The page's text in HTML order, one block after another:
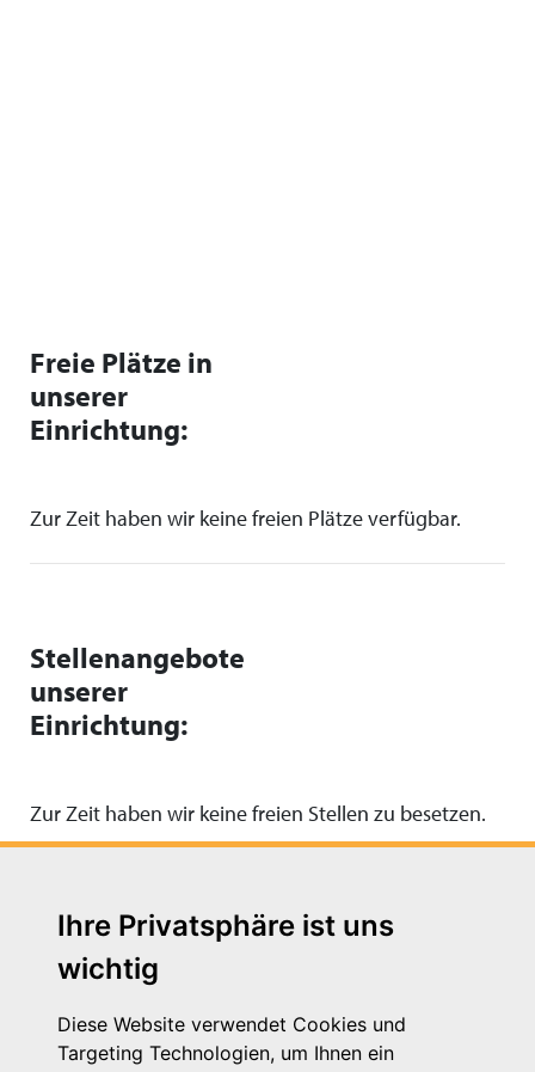
Ihre Privatsphäre ist uns
wichtig
Diese Website verwendet Cookies und
Targeting Technologien, um Ihnen ein
Freie Plätze in
unserer
Einrichtung:
Zur Zeit haben wir keine freien Plätze verfügbar.
Stellenangebote
unserer
Einrichtung:
Zur Zeit haben wir keine freien Stellen zu besetzen.